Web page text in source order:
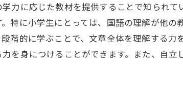
親と共に行う読解力強化活動の提案
学校と家庭での連携による読解力の底上げ
地域コミュニティと協力した読解力向上策
力に応じた教材を提供することで知られて
特に小学生にとっては、国語の理解が他
階的に学ぶことで、文章全体を理解する
を身につけることができます。また、自